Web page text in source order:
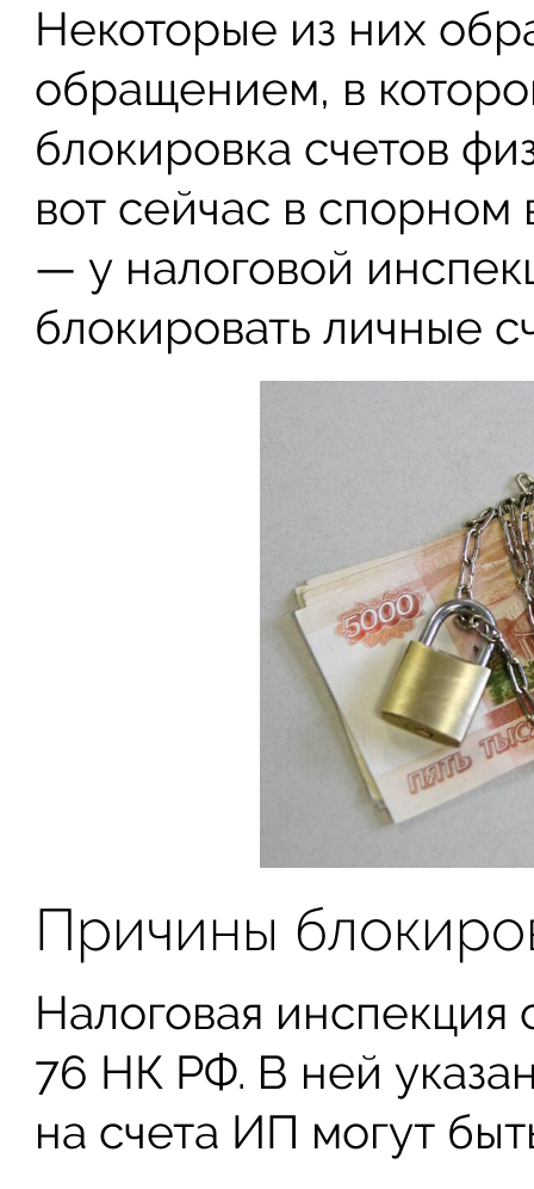
Некоторые из них
обращением, в
блокировка счетов
вот сейчас в спорном
— у налоговой
блокировать личные
Причины
Налоговая инспекция
76 НК РФ. В ней
на счета ИП могут